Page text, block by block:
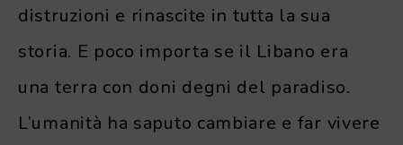
distruzioni e rinascite in tutta la sua
storia. E poco importa se il Libano era
una terra con doni degni del paradiso.
L’umanità ha saputo cambiare e far vivere